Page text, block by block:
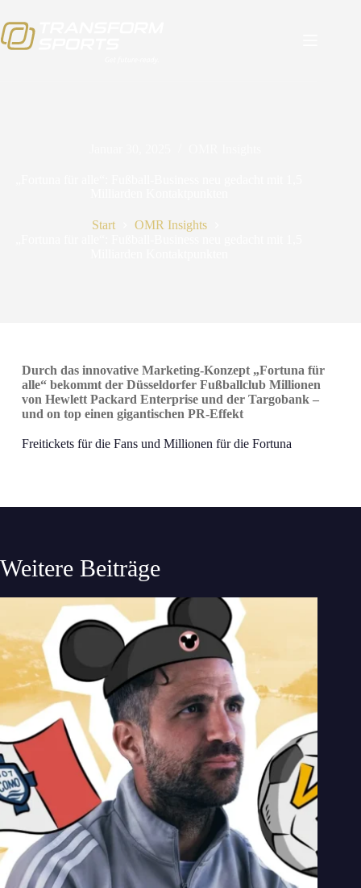
Start
OMR Insights
Durch das innovative Marketing-Konzept „Fortuna für
alle“ bekommt der Düsseldorfer Fußballclub Millionen
von Hewlett Packard Enterprise und der Targobank –
und on top einen gigantischen PR-Effekt
Freitickets für die Fans und Millionen für die Fortuna
Weitere Beiträge